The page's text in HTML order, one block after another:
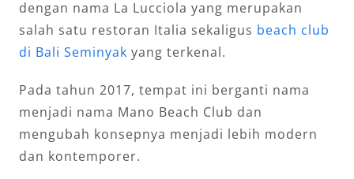
dengan nama La Lucciola yang merupakan
salah satu restoran Italia sekaligus beach club
di Bali Seminyak yang terkenal.
Pada tahun 2017, tempat ini berganti nama
menjadi nama Mano Beach Club dan
mengubah konsepnya menjadi lebih modern
dan kontemporer.